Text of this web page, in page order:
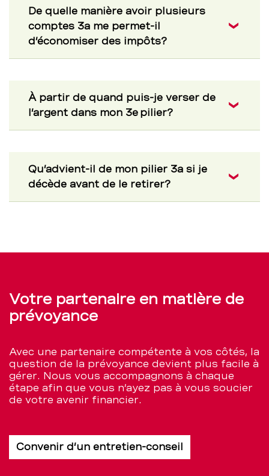
De quelle manière avoir plusieurs
comptes 3a me permet-il
d’économiser des impôts?
À partir de quand puis-je verser de
l’argent dans mon 3e pilier?
Qu’advient-il de mon pilier 3a si je
décède avant de le retirer?
Votre partenaire en matière de
prévoyance
Avec une partenaire compétente à vos côtés, la
question de la prévoyance devient plus facile à
gérer. Nous vous accompagnons à chaque
étape afin que vous n’ayez pas à vous soucier
de votre avenir financier.
Convenir d’un entretien-conseil